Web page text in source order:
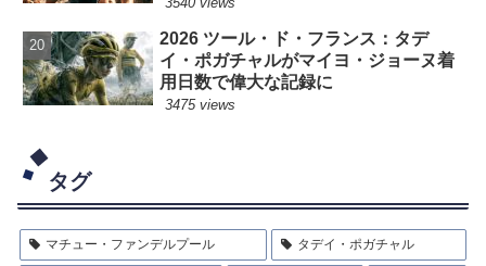
2026 ツール・ド・フランス：タデ
イ・ポガチャルがマイヨ・ジョーヌ着
用日数で偉大な記録に
3475 views
タグ
マチュー・ファンデルプール タデイ・ポガチャル